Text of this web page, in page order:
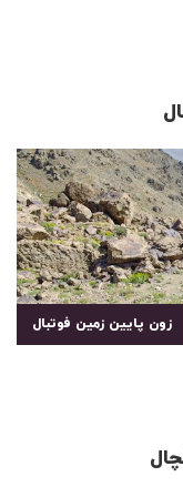
زون پایین زمین فوتبال